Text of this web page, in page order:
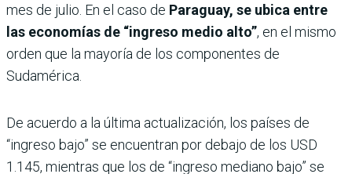
mes de julio. En el caso de Paraguay, se ubica entre
las economías de “ingreso medio alto”, en el mismo
orden que la mayoría de los componentes de
Sudamérica.
De acuerdo a la última actualización, los países de
“ingreso bajo” se encuentran por debajo de los USD
1.145, mientras que los de “ingreso mediano bajo” se